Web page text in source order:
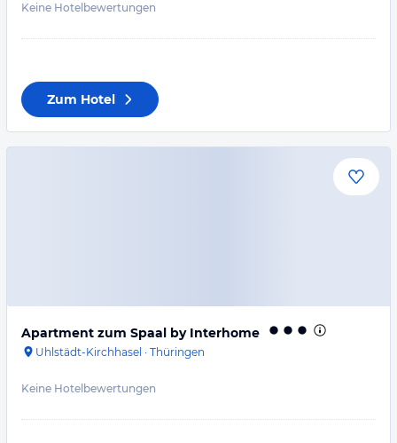
Keine Hotelbewertungen
Zum Hotel
Apartment zum Spaal by Interhome
Uhlstädt-Kirchhasel · Thüringen
Keine Hotelbewertungen